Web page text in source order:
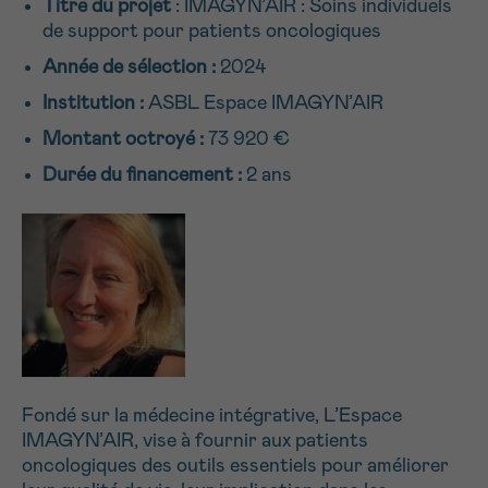
Titre du projet : IMAGYN’AIR : Soins individuels
de support pour patients oncologiques
Année de sélection : 2024
Institution : ASBL Espace IMAGYN’AIR
Montant octroyé : 73 920 €
Durée du financement : 2 ans
Fondé sur la médecine intégrative, L’Espace
IMAGYN’AIR, vise à fournir aux patients
oncologiques des outils essentiels pour améliorer
Je souhaite être rappelé.e
E-MAIL
VOTRE QUESTION
Je souhaite recevoir la Newsletter
16h-18h
Suivant